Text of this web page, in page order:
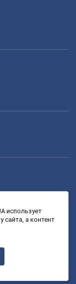
использует
а контент